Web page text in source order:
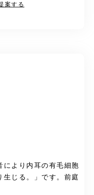
案する
により内耳の有毛細胞
生じる。」です。前庭